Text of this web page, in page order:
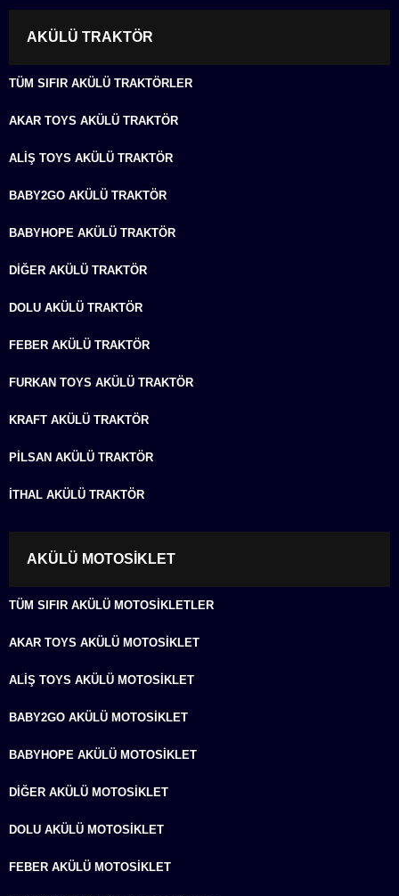
AKÜLÜ TRAKTÖR
TÜM SIFIR AKÜLÜ TRAKTÖRLER
AKAR TOYS AKÜLÜ TRAKTÖR
ALIŞ TOYS AKÜLÜ TRAKTÖR
BABY2GO AKÜLÜ TRAKTÖR
BABYHOPE AKÜLÜ TRAKTÖR
DIĞER AKÜLÜ TRAKTÖR
DOLU AKÜLÜ TRAKTÖR
FEBER AKÜLÜ TRAKTÖR
FURKAN TOYS AKÜLÜ TRAKTÖR
KRAFT AKÜLÜ TRAKTÖR
PILSAN AKÜLÜ TRAKTÖR
İTHAL AKÜLÜ TRAKTÖR
AKÜLÜ MOTOSIKLET
TÜM SIFIR AKÜLÜ MOTOSIKLETLER
AKAR TOYS AKÜLÜ MOTOSIKLET
ALIŞ TOYS AKÜLÜ MOTOSIKLET
BABY2GO AKÜLÜ MOTOSIKLET
BABYHOPE AKÜLÜ MOTOSIKLET
DIĞER AKÜLÜ MOTOSIKLET
DOLU AKÜLÜ MOTOSIKLET
FEBER AKÜLÜ MOTOSIKLET